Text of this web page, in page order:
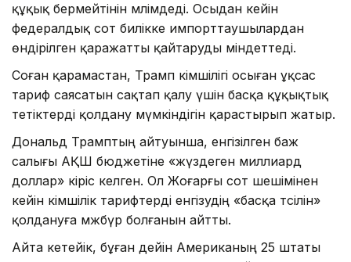
құқық бермейтінін мәлімдеді. Осыдан кейін
федералдық сот билікке импорттаушылардан
өндірілген қаражатты қайтаруды міндеттеді.
Соған қарамастан, Трамп әкімшілігі осыған ұқсас
тариф саясатын сақтап қалу үшін басқа құқықтық
тетіктерді қолдану мүмкіндігін қарастырып жатыр.
Дональд Трамптың айтуынша, енгізілген баж
салығы АҚШ бюджетіне «жүздеген миллиард
доллар» кіріс әкелген. Ол Жоғарғы сот шешімінен
кейін әкімшілік тарифтерді енгізудің «басқа тәсілін»
қолдануға мәжбүр болғанын айтты.
Айта кетейік, бұған дейін Американың 25 штаты